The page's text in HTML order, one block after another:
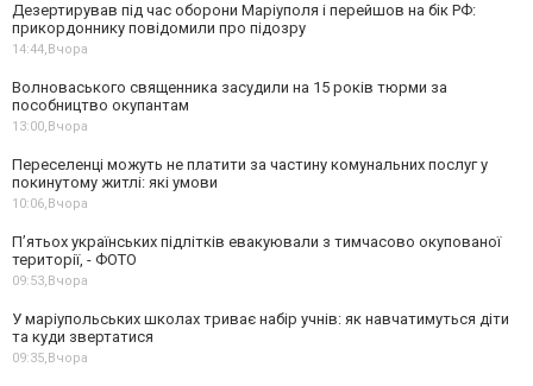
Дезертирував під час оборони Маріуполя і перейшов на бік РФ:
прикордоннику повідомили про підозру
14:44, Вчора
Волноваського священника засудили на 15 років тюрми за
пособництво окупантам
13:00, Вчора
Переселенці можуть не платити за частину комунальних послуг у
покинутому житлі: які умови
10:06, Вчора
П’ятьох українських підлітків евакуювали з тимчасово окупованої
території, - ФОТО
09:53, Вчора
У маріупольських школах триває набір учнів: як навчатимуться діти
та куди звертатися
09:35, Вчора